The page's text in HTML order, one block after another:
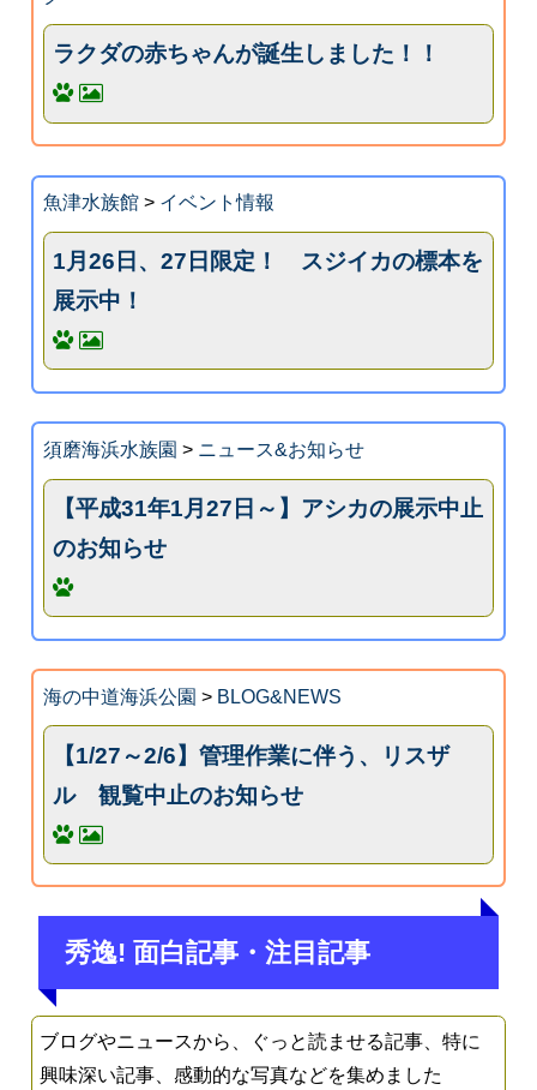
ラクダの赤ちゃんが誕生しました！！
魚津水族館> イベント情報
1月26日、27日限定！ スジイカの標本を
展示中！
須磨海浜水族園 > ニュース&お知らせ
【平成31年1月27日～】アシカの展示中止
のお知らせ
海の中道海浜公園 > BLOG&NEWS
【1/27～2/6】管理作業に伴う、リスザ
ル 観覧中止のお知らせ
秀逸! 面白記事・注目記事
ブログやニュースから、ぐっと読ませる記事、特に
興味深い記事、感動的な写真などを集めました